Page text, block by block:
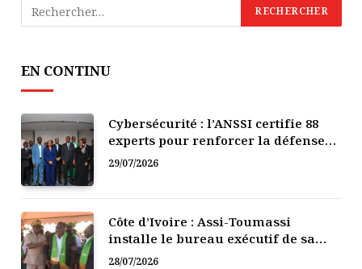
EN CONTINU
Cybersécurité : l’ANSSI certifie 88
experts pour renforcer la défense
numérique de la Côte d’Ivoire
29/07/2026
Côte d’Ivoire : Assi-Toumassi
installe le bureau exécutif de sa
mutuelle de développement
28/07/2026